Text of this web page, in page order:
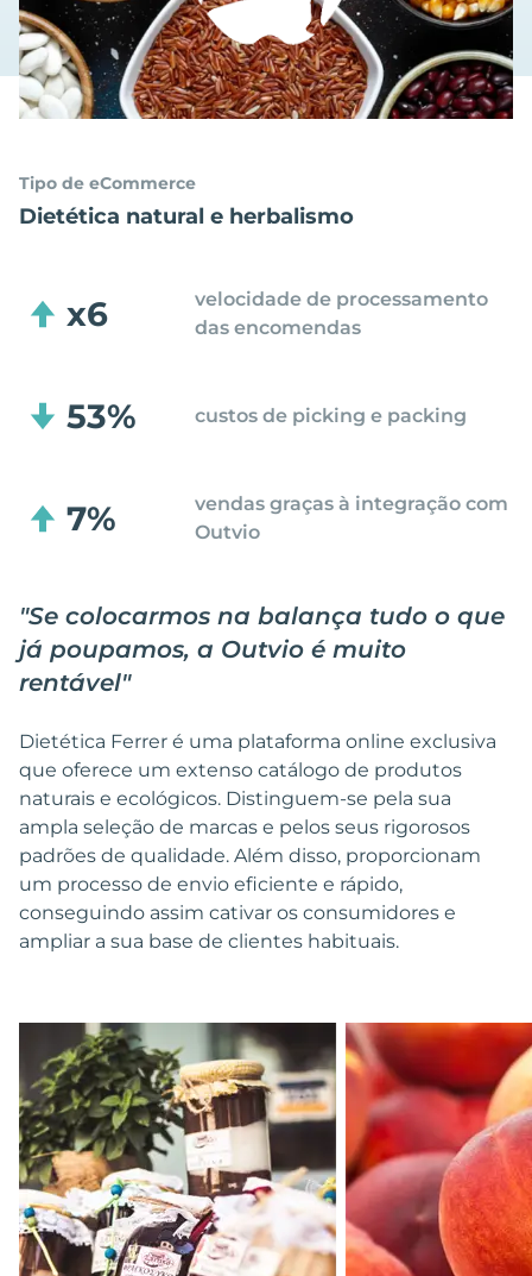
Tipo de eCommerce
Dietética natural e herbalismo
x6
velocidade de processamento
das encomendas
53% custos de picking e packing
7%
vendas graças à integração com
Outvio
"Se colocarmos na balança tudo o que
já poupamos, a Outvio é muito
rentável"
Dietética Ferrer é uma plataforma online exclusiva
que oferece um extenso catálogo de produtos
naturais e ecológicos. Distinguem-se pela sua
ampla seleção de marcas e pelos seus rigorosos
padrões de qualidade. Além disso, proporcionam
um processo de envio eficiente e rápido,
conseguindo assim cativar os consumidores e
ampliar a sua base de clientes habituais.